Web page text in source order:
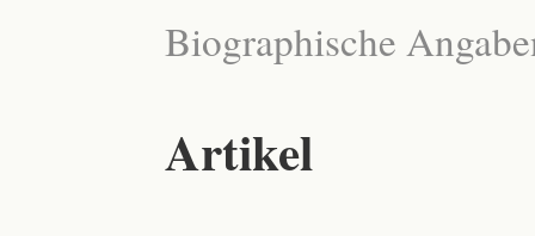
Biographische
Artikel